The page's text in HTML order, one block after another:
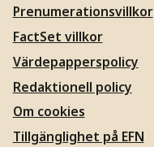
Prenumerationsvillkor
FactSet villkor
Värdepapperspolicy
Redaktionell policy
Om cookies
Tillgänglighet på EFN